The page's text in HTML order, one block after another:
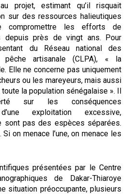
projet, estimant qu’il risquait
sur des ressources halieutiques
les efforts de
depuis près de vingt ans. Pour
du Réseau national des
artisanale (CLPA), « la
Elle ne concerne pas uniquement
ou les mareyeurs, mais aussi
la population sénégalaise ». Il
sur les conséquences
exploitation excessive,
sont pas des espèces séparées.
on menace l’une, on menace les
présentées par le Centre
de Dakar-Thiaroye
situation préoccupante, plusieurs